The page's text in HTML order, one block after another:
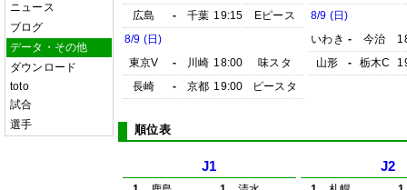
ニュース
ブログ
データ・その他
ダウンロード
toto
試合
選手
広島
- 千葉 19:15
Eピース
8/9 (日)
東京V
- 川崎 18:00
味スタ
長崎
- 京都 19:00 ピースタ
8/9 (日)
いわき - 今治
山形
- 栃木C
順位表
J1 J2